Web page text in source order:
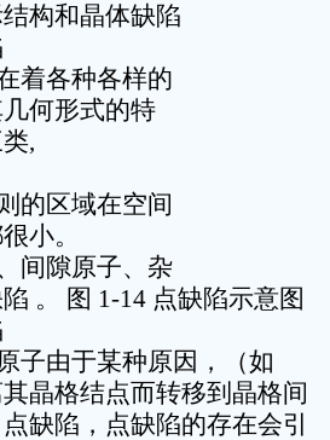
构和晶体缺陷
着各种各样的
何形式的特
,
的区域在空间
小。
间隙原子、杂
。 图 1-14 点缺陷示意图
子由于某种原因，（如
晶格结点而转移到晶格间
缺陷，点缺陷的存在会引